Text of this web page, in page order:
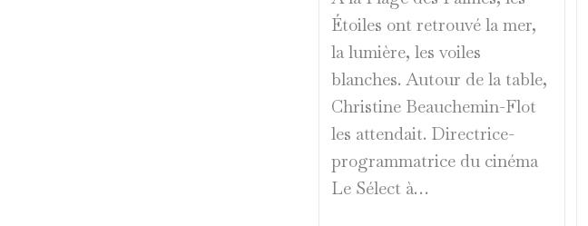
Étoiles ont retrouvé la mer,
la lumière, les voiles
blanches. Autour de la table,
Christine Beauchemin-Flot
les attendait. Directrice-
programmatrice du cinéma
Le Sélect à…